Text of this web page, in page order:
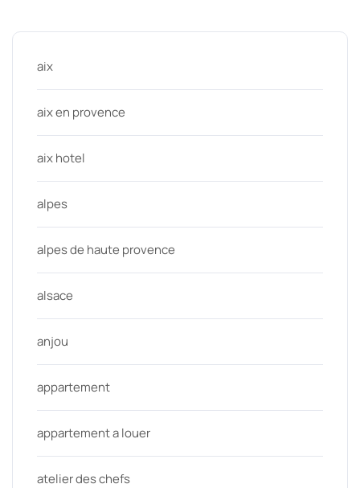
aix
aix en provence
aix hotel
alpes
alpes de haute provence
alsace
anjou
appartement
appartement a louer
atelier des chefs